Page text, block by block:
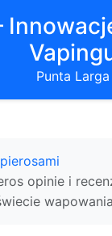
Punta Larga
opinie i
wapowania